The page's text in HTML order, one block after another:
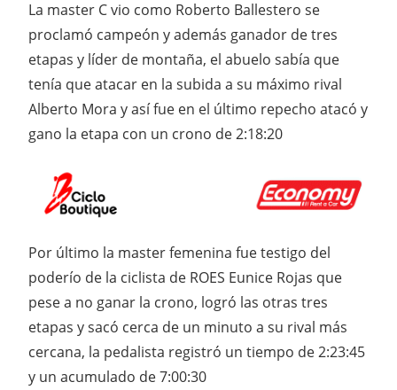
La master C vio como Roberto Ballestero se
proclamó campeón y además ganador de tres
etapas y líder de montaña, el abuelo sabía que
tenía que atacar en la subida a su máximo rival
Alberto Mora y así fue en el último repecho atacó y
gano la etapa con un crono de 2:18:20
Por último la master femenina fue testigo del
poderío de la ciclista de ROES Eunice Rojas que
pese a no ganar la crono, logró las otras tres
etapas y sacó cerca de un minuto a su rival más
cercana, la pedalista registró un tiempo de 2:23:45
y un acumulado de 7:00:30